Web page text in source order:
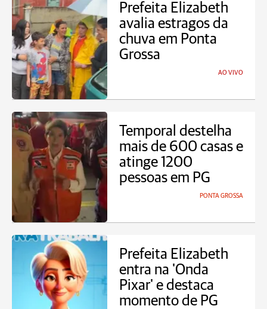
Prefeita Elizabeth
avalia estragos da
chuva em Ponta
Grossa
AO VIVO
Temporal destelha
mais de 600 casas e
atinge 1200
pessoas em PG
PONTA GROSSA
Prefeita Elizabeth
entra na 'Onda
Pixar' e destaca
momento de PG